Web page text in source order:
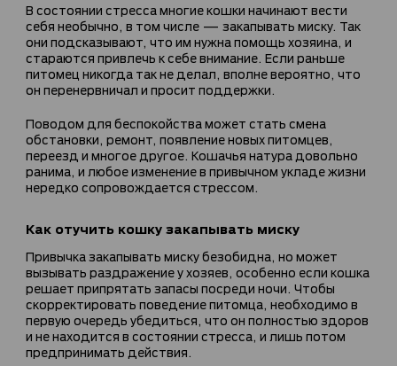
В состоянии стресса многие кошки начинают вести
себя необычно, в том числе — закапывать миску. Так
они подсказывают, что им нужна помощь хозяина, и
стараются привлечь к себе внимание. Если раньше
питомец никогда так не делал, вполне вероятно, что
он перенервничал и просит поддержки.
Поводом для беспокойства может стать смена
обстановки, ремонт, появление новых питомцев,
переезд и многое другое. Кошачья натура довольно
ранима, и любое изменение в привычном укладе жизни
нередко сопровождается стрессом.
Как отучить кошку закапывать миску
Привычка закапывать миску безобидна, но может
вызывать раздражение у хозяев, особенно если кошка
решает припрятать запасы посреди ночи. Чтобы
скорректировать поведение питомца, необходимо в
первую очередь убедиться, что он полностью здоров
и не находится в состоянии стресса, и лишь потом
предпринимать действия.